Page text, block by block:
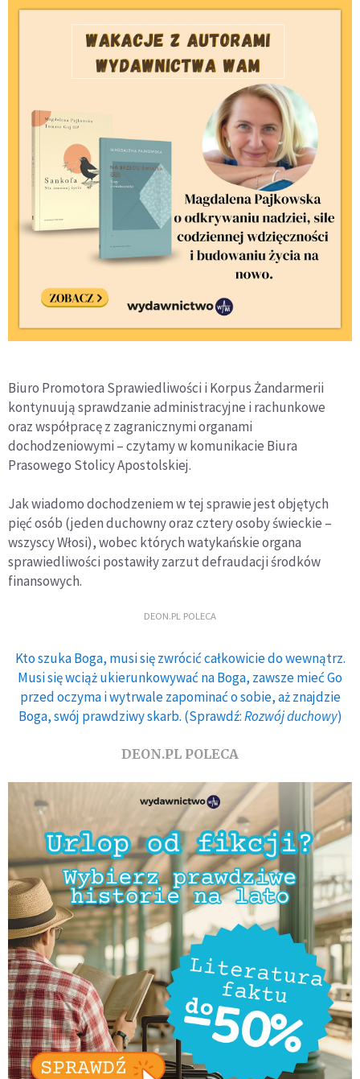
Biuro Promotora Sprawiedliwości i Korpus Żandarmerii
kontynuują sprawdzanie administracyjne i rachunkowe
oraz współpracę z zagranicznymi organami
dochodzeniowymi – czytamy w komunikacie Biura
Prasowego Stolicy Apostolskiej.
Jak wiadomo dochodzeniem w tej sprawie jest objętych
pięć osób (jeden duchowny oraz cztery osoby świeckie –
wszyscy Włosi), wobec których watykańskie organa
sprawiedliwości postawiły zarzut defraudacji środków
finansowych.
DEON.PL POLECA
Kto szuka Boga, musi się zwrócić całkowicie do wewnątrz.
Musi się wciąż ukierunkowywać na Boga, zawsze mieć Go
przed oczyma i wytrwale zapominać o sobie, aż znajdzie
Boga, swój prawdziwy skarb. (Sprawdź:Rozwój duchowy)
DEON.PL POLECA